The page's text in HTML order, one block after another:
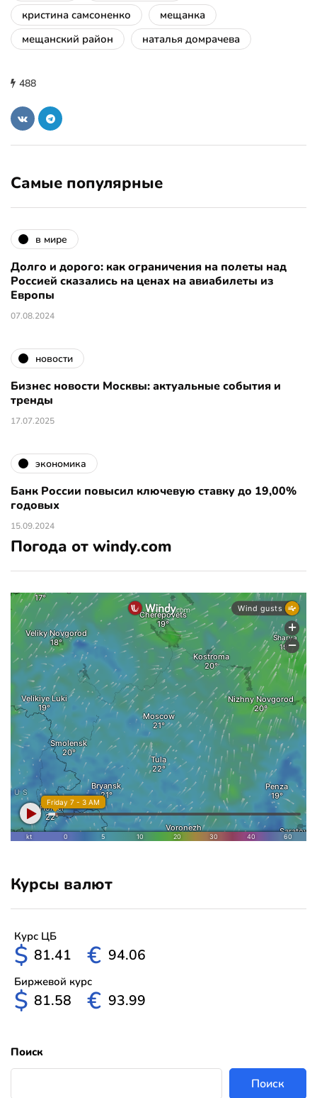
кристина самсоненко
мещанка
мещанский район
наталья домрачева
488
Самые популярные
в мире
Долго и дорого: как ограничения на полеты над
Россией сказались на ценах на авиабилеты из
Европы
07.08.2024
новости
Бизнес новости Москвы: актуальные события и
тренды
17.07.2025
экономика
Банк России повысил ключевую ставку до 19,00%
годовых
15.09.2024
Погода от windy.com
Курсы валют
Курс ЦБ
$ 81.41 € 94.06
Биржевой курс
$ 81.58 € 93.99
Поиск
Поиск